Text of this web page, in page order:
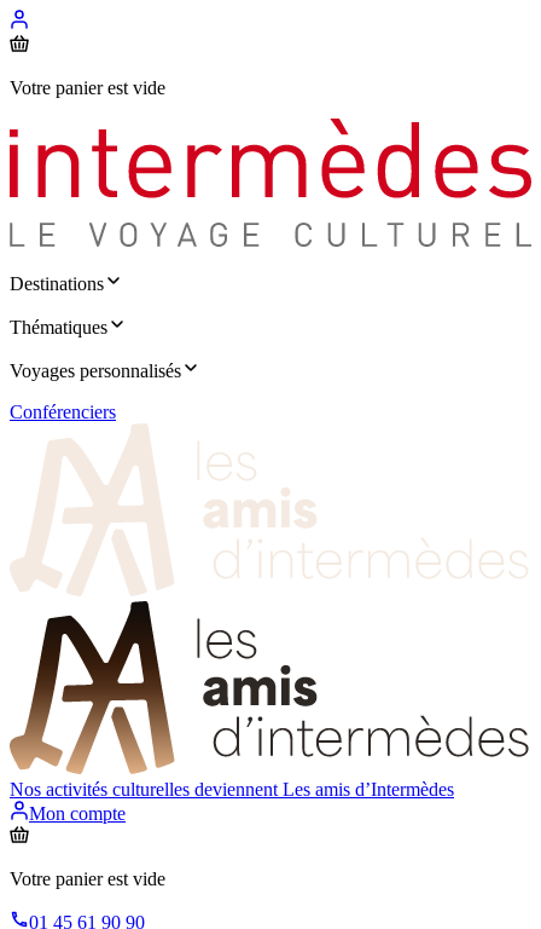
Votre panier est vide
Destinations
Thématiques
Voyages personnalisés
Conférenciers
Nos activités culturelles deviennent Les amis d’Intermèdes
Mon compte
Votre panier est vide
01 45 61 90 90